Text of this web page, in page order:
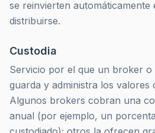
se reinvierten automáticamente
distribuirse.
Custodia
Servicio por el que un broker o
guarda y administra los valores
Algunos brokers cobran una
anual (por ejemplo, un